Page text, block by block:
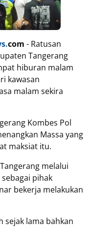
com - Ratusan
Tangerang
hiburan malam
kawasan
malam sekira
Kombes Pol
Massa yang
maksiat itu.
melalui
pihak
bekerja melakukan
sejak lama bahkan